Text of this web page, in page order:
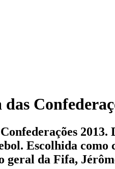
Escolhida como
geral da Fifa,